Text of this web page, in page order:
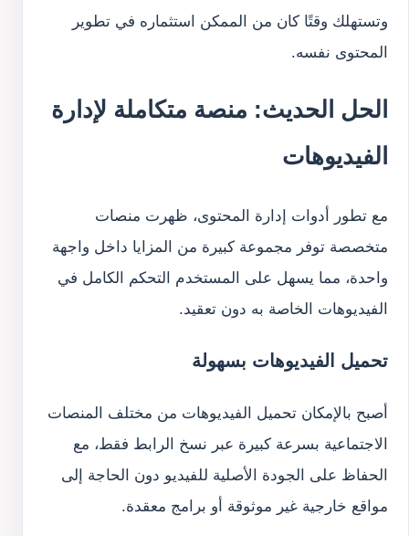
وتستهلك وقتًا كان من الممكن استثماره في تطوير
المحتوى نفسه.
الحل الحديث: منصة متكاملة لإدارة
الفيديوهات
مع تطور أدوات إدارة المحتوى، ظهرت منصات
متخصصة توفر مجموعة كبيرة من المزايا داخل واجهة
واحدة، مما يسهل على المستخدم التحكم الكامل في
الفيديوهات الخاصة به دون تعقيد.
تحميل الفيديوهات بسهولة
أصبح بالإمكان تحميل الفيديوهات من مختلف المنصات
الاجتماعية بسرعة كبيرة عبر نسخ الرابط فقط، مع
الحفاظ على الجودة الأصلية للفيديو دون الحاجة إلى
مواقع خارجية غير موثوقة أو برامج معقدة.